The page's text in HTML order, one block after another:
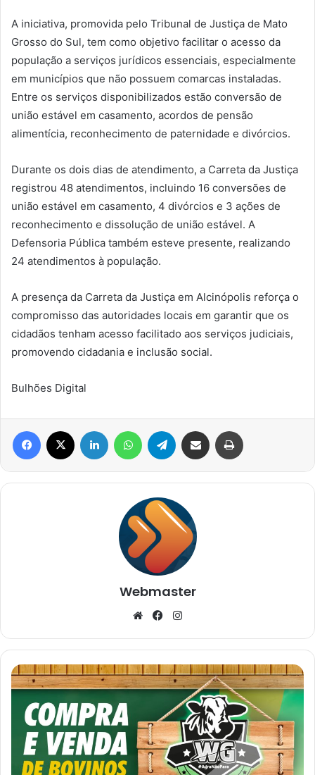
A iniciativa, promovida pelo Tribunal de Justiça de Mato
Grosso do Sul, tem como objetivo facilitar o acesso da
população a serviços jurídicos essenciais, especialmente
em municípios que não possuem comarcas instaladas.
Entre os serviços disponibilizados estão conversão de
união estável em casamento, acordos de pensão
alimentícia, reconhecimento de paternidade e divórcios.
Durante os dois dias de atendimento, a Carreta da Justiça
registrou 48 atendimentos, incluindo 16 conversões de
união estável em casamento, 4 divórcios e 3 ações de
reconhecimento e dissolução de união estável. A
Defensoria Pública também esteve presente, realizando
24 atendimentos à população.
A presença da Carreta da Justiça em Alcinópolis reforça o
compromisso das autoridades locais em garantir que os
cidadãos tenham acesso facilitado aos serviços judiciais,
promovendo cidadania e inclusão social.
Bulhões Digital
Facebook Linkedin WhatsAppTelegram Compartilhar via e-mail
Webmaster
WebsiteFacebook